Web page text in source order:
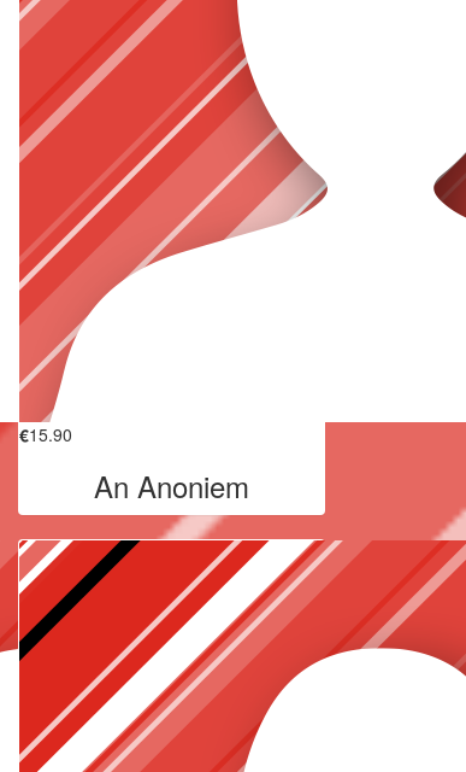
€15.90
An Anoniem